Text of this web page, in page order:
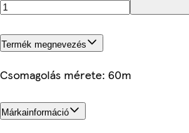
Termék megnevezés
Csomagolás mérete: 60m
Márkainformáció